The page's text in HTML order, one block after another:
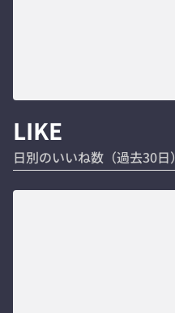
LIKE
日別のいいね数（過去30日）